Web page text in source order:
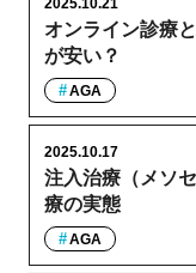
オンライン診療
が安い？
AGA
注入治療（メソ
療の実態
2025.10.17
AGA